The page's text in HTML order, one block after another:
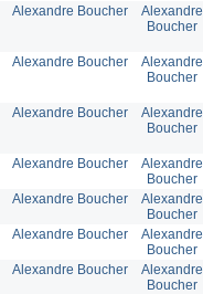
Alexandre Boucher
Alexandre
Boucher
Alexandre Boucher
Alexandre
Boucher
Alexandre Boucher
Alexandre
Boucher
Alexandre Boucher
Alexandre
Boucher
Alexandre Boucher
Alexandre
Boucher
Alexandre Boucher
Alexandre
Boucher
Alexandre Boucher
Alexandre
Boucher